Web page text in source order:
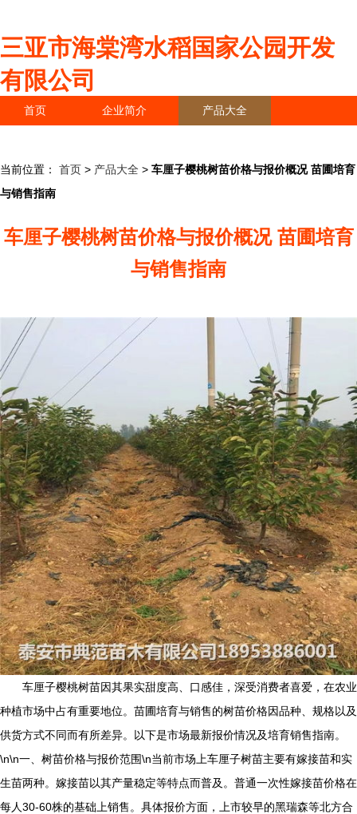
三亚市海棠湾水稻国家公园开发
有限公司
首页 企业简介 产品大全
当前位置： 首页 > 产品大全 > 车厘子樱桃树苗价格与报价概况 苗圃培育
与销售指南
车厘子樱桃树苗价格与报价概况 苗圃培育
与销售指南
车厘子樱桃树苗因其果实甜度高、口感佳，深受消费者喜爱，在农业
种植市场中占有重要地位。苗圃培育与销售的树苗价格因品种、规格以及
供货方式不同而有所差异。以下是市场最新报价情况及培育销售指南。
\n\n一、树苗价格与报价范围\n当前市场上车厘子树苗主要有嫁接苗和实
生苗两种。嫁接苗以其产量稳定等特点而普及。普通一次性嫁接苗价格在
每人30-60株的基础上销售。具体报价方面，上市较早的黑瑞森等北方合